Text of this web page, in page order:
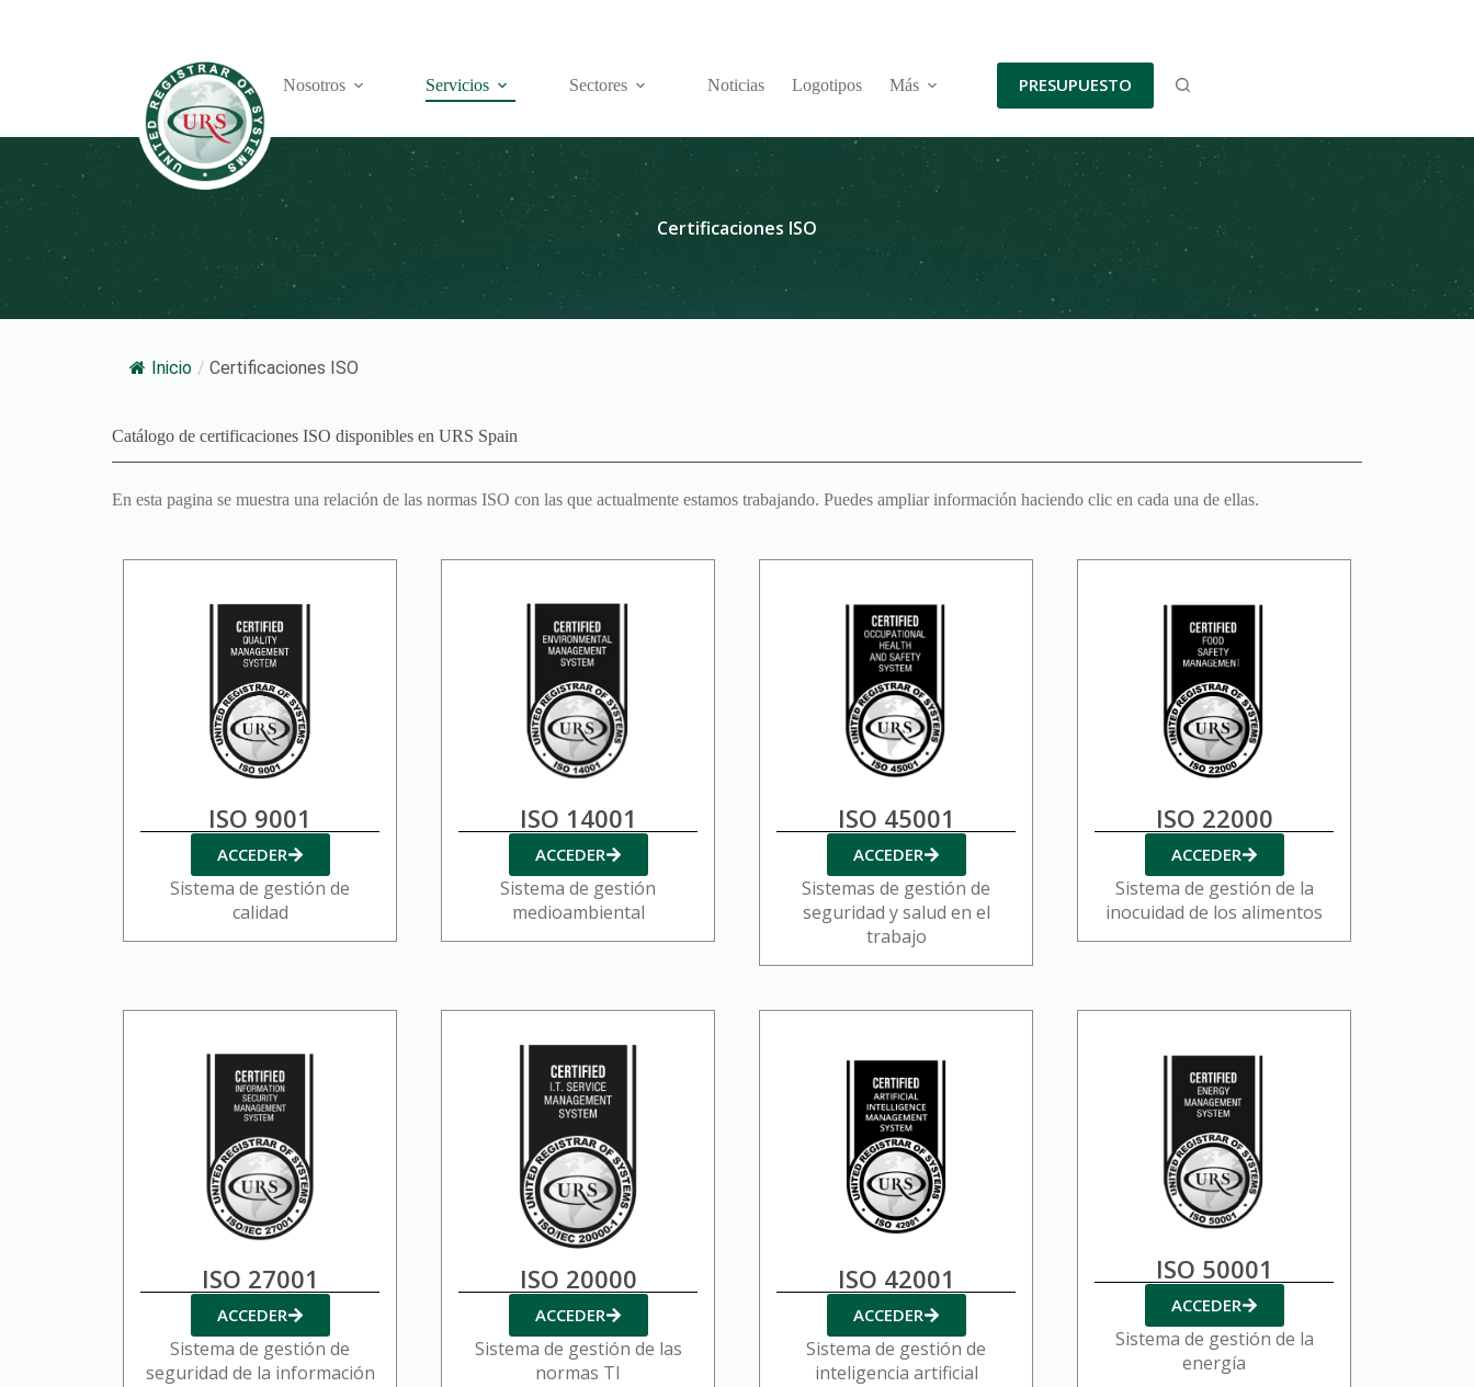
Nosotros Servicios Sectores Noticias Logotipos Más PRESUPUESTO
Certificaciones ISO
Inicio / Certificaciones ISO
Catálogo de certificaciones ISO disponibles en URS Spain
En esta pagina se muestra una relación de las normas ISO con las que actualmente estamos trabajando. Puedes ampliar información haciendo clic en cada una de ellas.
ISO 9001
ACCEDER
Sistema de gestión de
calidad
ISO 14001
ACCEDER
Sistema de gestión
medioambiental
ISO 45001
ACCEDER
Sistemas de gestión de
seguridad y salud en el
trabajo
ISO 22000
ACCEDER
Sistema de gestión de la
inocuidad de los alimentos
ISO 27001
ACCEDER
Sistema de gestión de
seguridad de la información
ISO 20000
ACCEDER
Sistema de gestión de las
normas TI
ISO 42001
ACCEDER
Sistema de gestión de
inteligencia artificial
ISO 50001
ACCEDER
Sistema de gestión de la
energía